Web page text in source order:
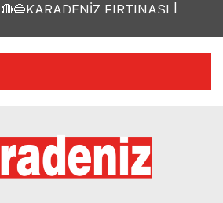
🔴🔵KARADENİZ FIRTINASI |
🔴🔵KARADENİZ FIRTINASI |
05.12.2024